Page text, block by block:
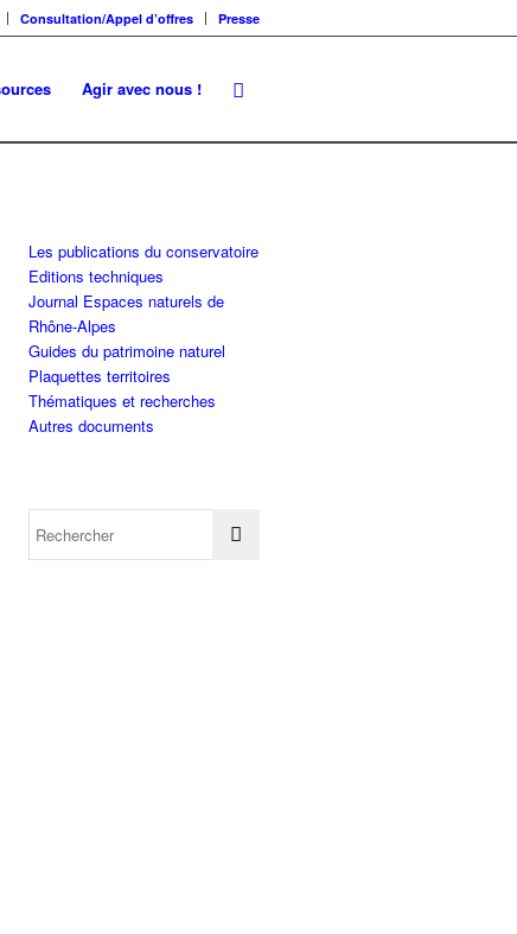
Consultation/Appel d’offres Presse
Agir avec nous !
Les publications du conservatoire
Editions techniques
Journal Espaces naturels de
Rhône-Alpes
Guides du patrimoine naturel
Plaquettes territoires
Thématiques et recherches
Autres documents